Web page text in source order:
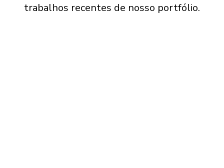
trabalhos recentes de nosso portfólio.